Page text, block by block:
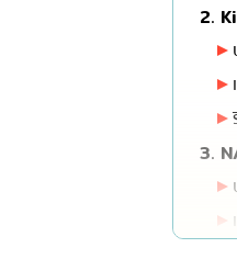
2.
3.